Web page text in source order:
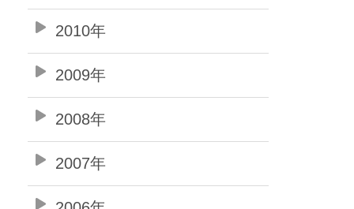
2010年
2009年
2008年
2007年